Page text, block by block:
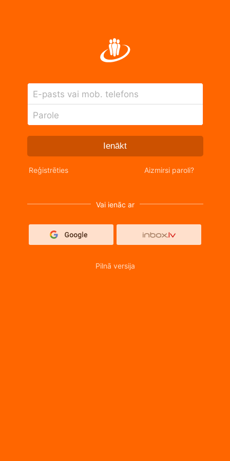
E-pasts vai mob. telefons
Parole
Ienākt
Reģistrēties Aizmirsi paroli?
Vai ienāc ar
Pilnā versija